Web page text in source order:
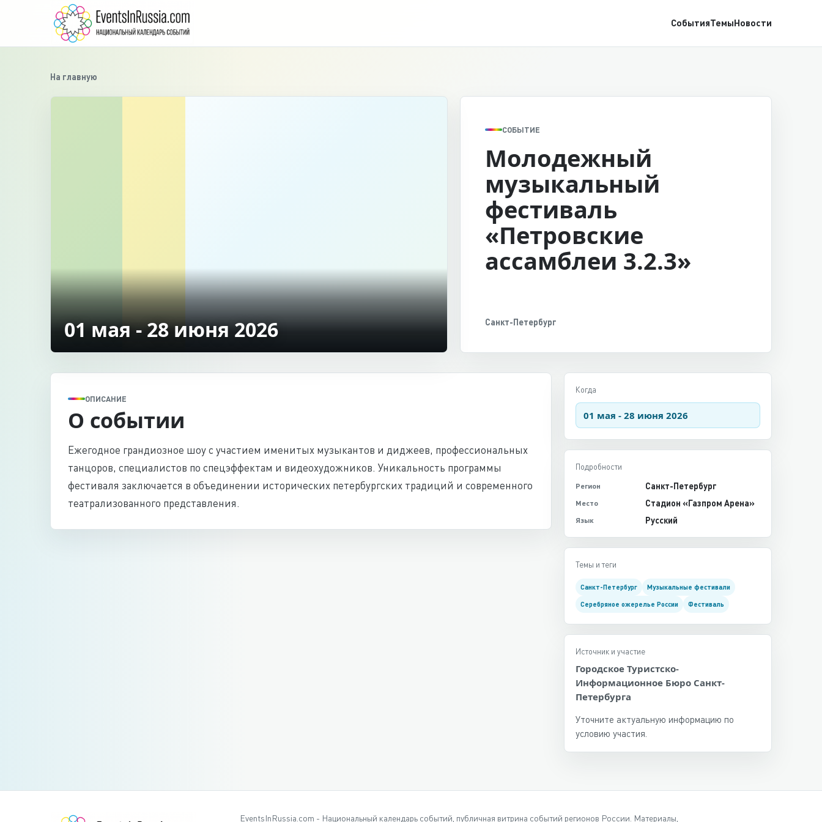
СобытияТемыНовости
На главную
01 мая - 28 июня 2026
СОБЫТИЕ
Молодежный
музыкальный
фестиваль
«Петровские
ассамблеи 3.2.3»
Санкт-Петербург
ОПИСАНИЕ
О событии
Ежегодное грандиозное шоу с участием именитых музыкантов и диджеев, профессиональных
танцоров, специалистов по спецэффектам и видеохудожников. Уникальность программы
фестиваля заключается в объединении исторических петербургских традиций и современного
театрализованного представления.
Когда
01 мая - 28 июня 2026
Подробности
Регион Санкт-Петербург
Место Стадион «Газпром Арена»
Язык Русский
Темы и теги
Санкт-Петербург Музыкальные фестивали
Серебряное ожерелье России Фестиваль
Источник и участие
Городское Туристско-
Информационное Бюро Санкт-
Петербурга
Уточните актуальную информацию по
условию участия.
EventsInRussia.com - Национальный календарь событий, публичная витрина событий регионов России. Материалы,